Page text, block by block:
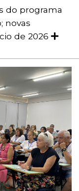
do programa
novas
de 2026